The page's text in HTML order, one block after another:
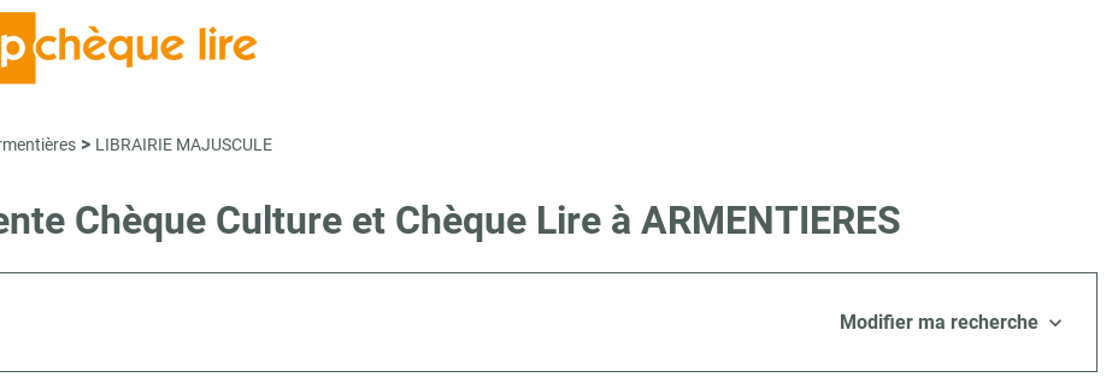
> LIBRAIRIE MAJUSCULE
Chèque Culture et Chèque Lire à ARMENTIERES
Modifier ma recherche